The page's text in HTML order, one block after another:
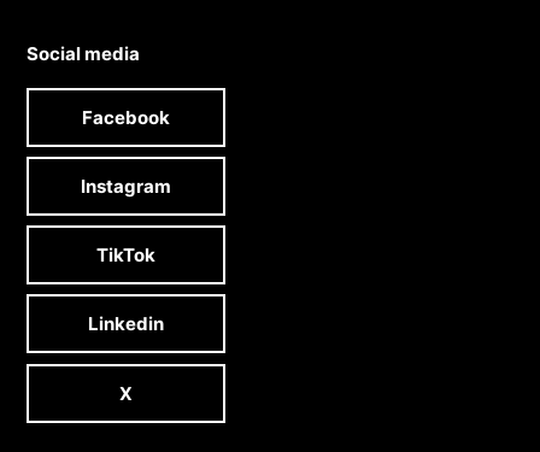
Social media
Facebook
Instagram
TikTok
Linkedin
X